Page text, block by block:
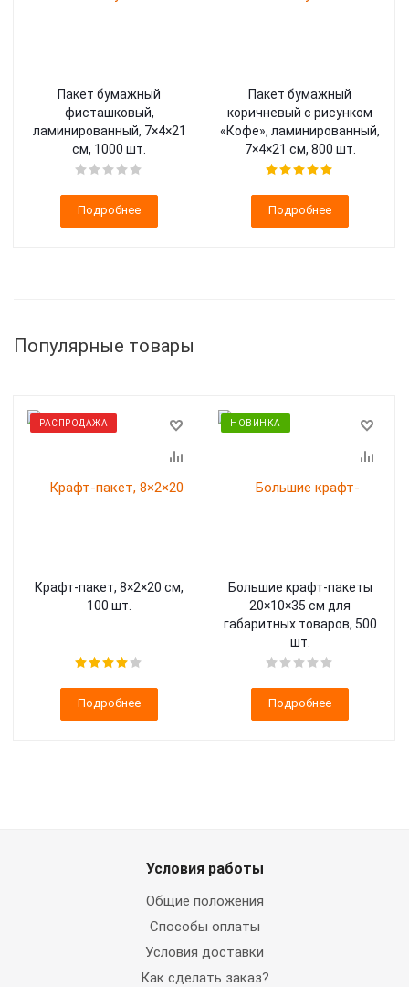
Пакет бумажный
фисташковый,
ламинированный, 7×4×21
см, 1000 шт.
Подробнее
Пакет бумажный
коричневый с рисунком
«Кофе», ламинированный,
7×4×21 см, 800 шт.
Подробнее
Популярные товары
РАСПРОДАЖА
Крафт-пакет, 8×2×20 см,
100 шт.
Подробнее
НОВИНКА
Большие крафт-пакеты
20×10×35 см для
габаритных товаров, 500
шт.
Подробнее
Условия работы
Общие положения
Способы оплаты
Условия доставки
Как сделать заказ?